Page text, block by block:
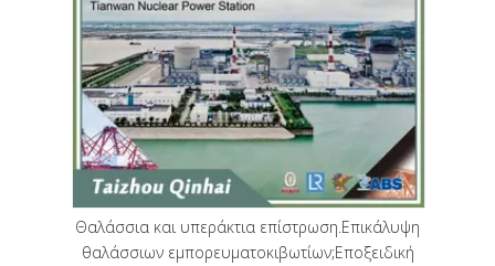
Θαλάσσια και υπεράκτια επίστρωση.Επικάλυψη
θαλάσσιων εμπορευματοκιβωτίων;Εποξειδική